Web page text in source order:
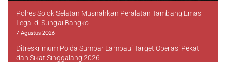
Polres Solok Selatan Musnahkan Peralatan Tambang Emas
Ilegal di Sungai Bangko
7 Agustus 2026
Ditreskrimum Polda Sumbar Lampaui Target Operasi Pekat
dan Sikat Singgalang 2026